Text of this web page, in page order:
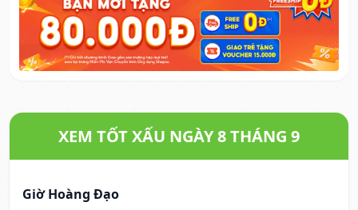
XEM TỐT XẤU NGÀY 8 THÁNG 9
Giờ Hoàng Đạo